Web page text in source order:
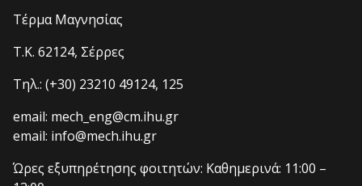
Τέρμα Μαγνησίας
T.K. 62124, Σέρρες
Τηλ.: (+30) 23210 49124, 125
email: mech_eng@cm.ihu.gr
email: info@mech.ihu.gr
Ώρες εξυπηρέτησης φοιτητών: Καθημερινά: 11:00 –